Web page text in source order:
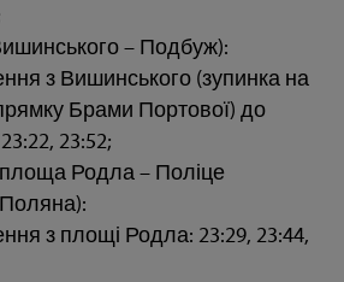
– Подбуж):
з Вишинського (зупинка на
Брами Портової) до
23:52;
Родла – Поліце
з площі Родла: 23:29, 23:44,